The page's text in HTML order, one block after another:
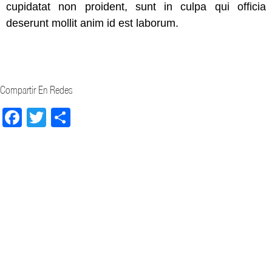
cupidatat non proident, sunt in culpa qui officia
deserunt mollit anim id est laborum.
Compartir En Redes
Facebook
Twitter